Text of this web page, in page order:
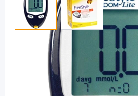
FreeStyle Freedom Lite
Blutzuckermessgerät /
PZN: 19399855 / Diashop.de Kat.-Nr.